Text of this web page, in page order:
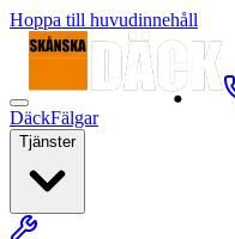
Hoppa till huvudinnehåll
DäckFälgar
Tjänster